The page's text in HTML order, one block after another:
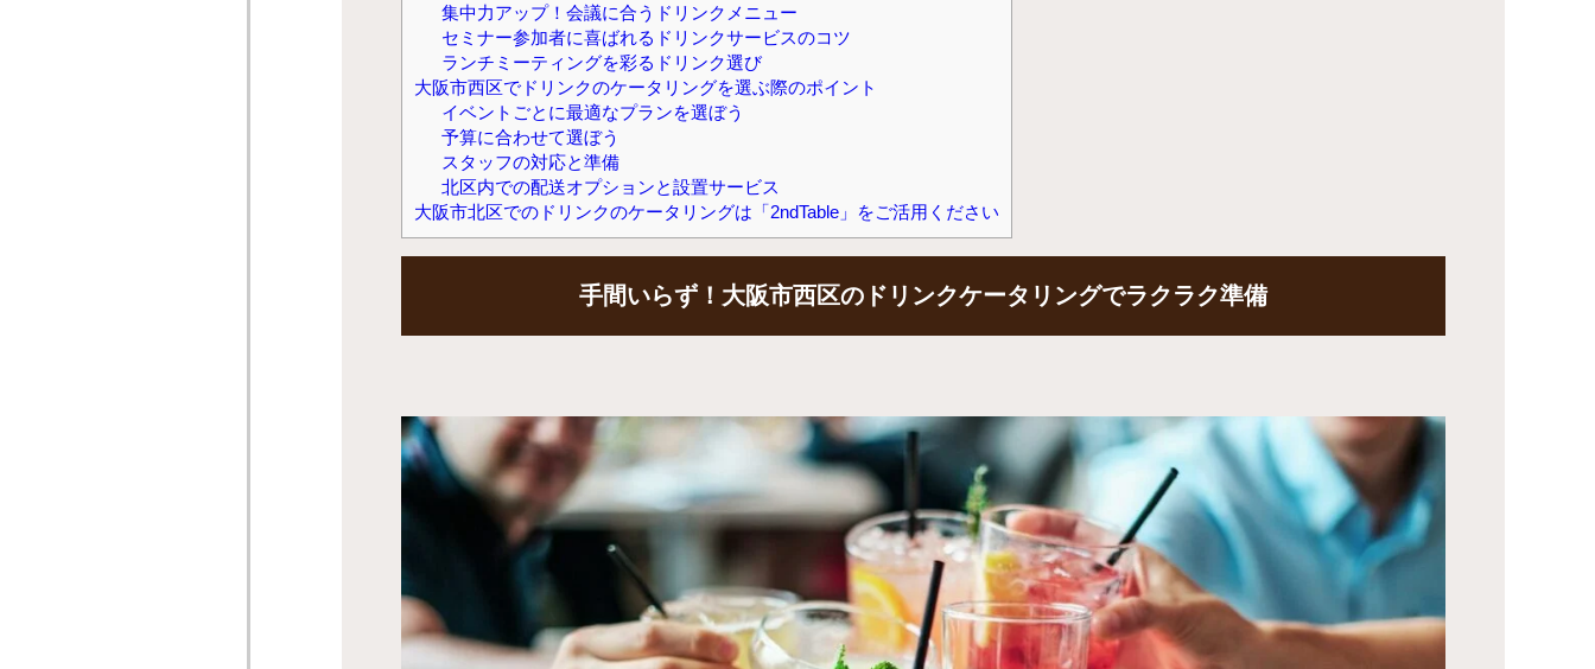
集中力アップ！会議に合うドリンクメニュー
セミナー参加者に喜ばれるドリンクサービスのコツ
ランチミーティングを彩るドリンク選び
大阪市西区でドリンクのケータリングを選ぶ際のポイント
イベントごとに最適なプランを選ぼう
予算に合わせて選ぼう
スタッフの対応と準備
北区内での配送オプションと設置サービス
大阪市北区でのドリンクのケータリングは「2ndTable」をご活用ください
手間いらず！大阪市西区のドリンクケータリングでラクラク準備